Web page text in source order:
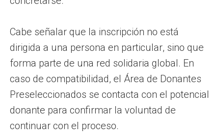
Cabe señalar que la inscripción no está
dirigida a una persona en particular, sino que
forma parte de una red solidaria global. En
caso de compatibilidad, el Área de Donantes
Preseleccionados se contacta con el potencial
donante para confirmar la voluntad de
continuar con el proceso.